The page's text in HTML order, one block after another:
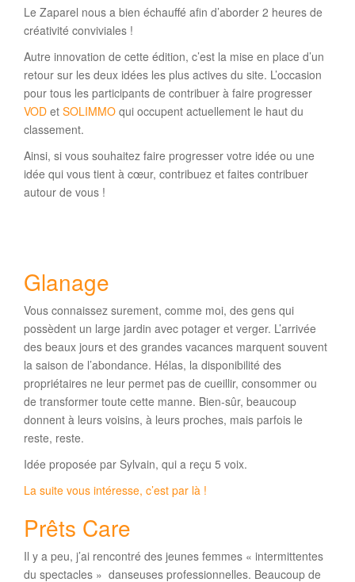
Le Zaparel nous a bien échauffé afin d’aborder 2 heures de
créativité conviviales !
Autre innovation de cette édition, c’est la mise en place d’un
retour sur les deux idées les plus actives du site. L’occasion
pour tous les participants de contribuer à faire progresser
VOD et SOLIMMO qui occupent actuellement le haut du
classement.
Ainsi, si vous souhaitez faire progresser votre idée ou une
idée qui vous tient à cœur, contribuez et faites contribuer
autour de vous !
Glanage
Vous connaissez surement, comme moi, des gens qui
possèdent un large jardin avec potager et verger. L’arrivée
des beaux jours et des grandes vacances marquent souvent
la saison de l’abondance. Hélas, la disponibilité des
propriétaires ne leur permet pas de cueillir, consommer ou
de transformer toute cette manne. Bien-sûr, beaucoup
donnent à leurs voisins, à leurs proches, mais parfois le
reste, reste.
Idée proposée par Sylvain, qui a reçu 5 voix.
La suite vous intéresse, c’est par là !
Prêts Care
Il y a peu, j’ai rencontré des jeunes femmes « intermittentes
du spectacles » danseuses professionnelles. Beaucoup de